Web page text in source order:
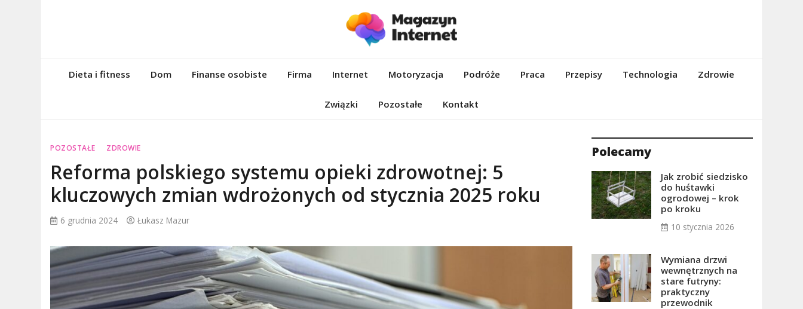
magazyninternet.pl
Dieta i fitness Dom Finanse osobiste Firma Internet Motoryzacja Podróże Praca Przepisy Technologia Zdrowie
Związki Pozostałe Kontakt
POZOSTAŁE ZDROWIE
Reforma polskiego systemu opieki zdrowotnej: 5
kluczowych zmian wdrożonych od stycznia 2025 roku
6 grudnia 2024 Łukasz Mazur
Polecamy
Jak zrobić siedzisko
do huśtawki
ogrodowej – krok
po kroku
10 stycznia 2026
Wymiana drzwi
wewnętrznych na
stare futryny:
praktyczny
przewodnik